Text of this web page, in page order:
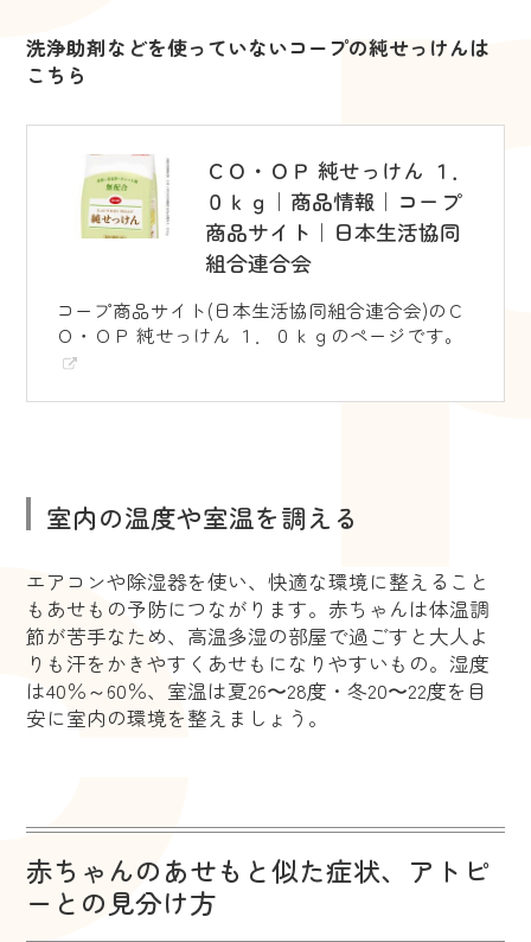
洗浄助剤などを使っていないコープの純せっけんは
こちら
ＣＯ・ＯＰ 純せっけん １．
０ｋｇ｜商品情報｜コープ
商品サイト｜日本生活協同
組合連合会
コープ商品サイト(日本生活協同組合連合会)のＣ
Ｏ・ＯＰ 純せっけん １．０ｋｇのページです。
室内の温度や室温を調える
エアコンや除湿器を使い、快適な環境に整えること
もあせもの予防につながります。赤ちゃんは体温調
節が苦手なため、高温多湿の部屋で過ごすと大人よ
りも汗をかきやすくあせもになりやすいもの。湿度
は40％～60％、室温は夏26〜28度・冬20〜22度を目
安に室内の環境を整えましょう。
赤ちゃんのあせもと似た症状、アトピ
ーとの見分け方